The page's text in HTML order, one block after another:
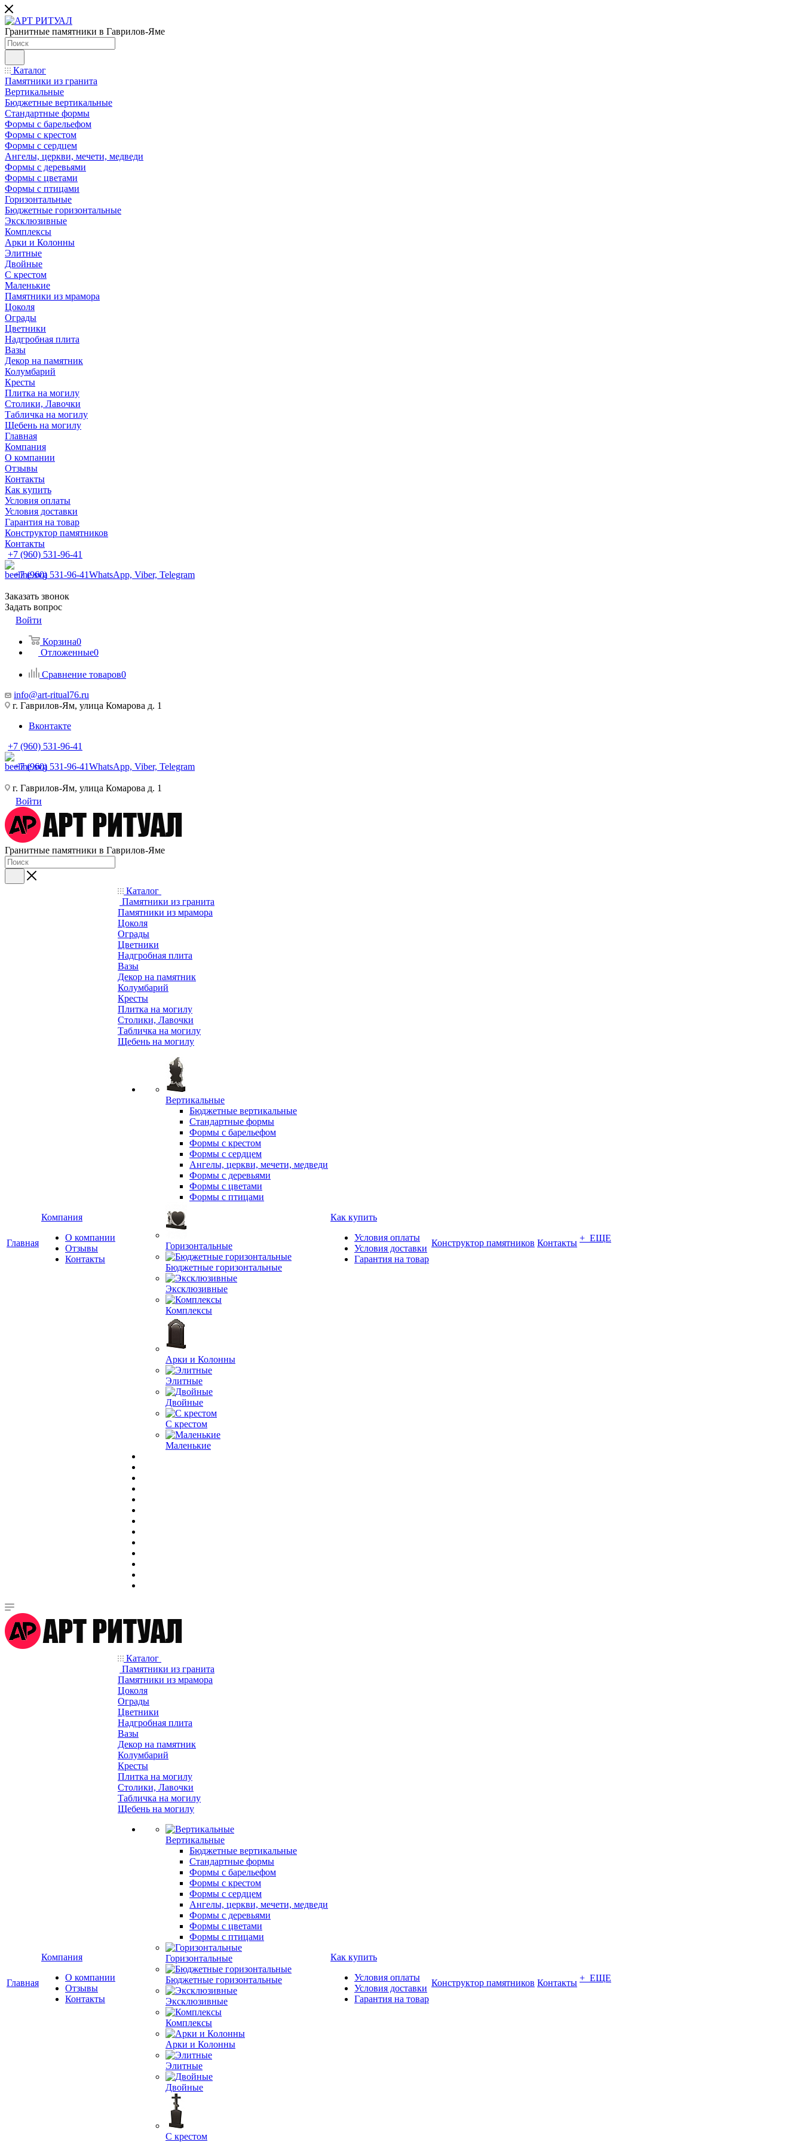
Гранитные памятники в Гаврилов-Яме
Каталог
Памятники из гранита
Вертикальные
Бюджетные вертикальные
Стандартные формы
Формы с барельефом
Формы с крестом
Формы с сердцем
Ангелы, церкви, мечети, медведи
Формы с деревьями
Формы с цветами
Формы с птицами
Горизонтальные
Бюджетные горизонтальные
Эксклюзивные
Комплексы
Арки и Колонны
Элитные
Двойные
С крестом
Маленькие
Памятники из мрамора
Цоколя
Ограды
Цветники
Надгробная плита
Вазы
Декор на памятник
Колумбарий
Кресты
Плитка на могилу
Столики, Лавочки
Табличка на могилу
Щебень на могилу
Главная
Компания
О компании
Отзывы
Контакты
Как купить
Условия оплаты
Условия доставки
Гарантия на товар
Конструктор памятников
Контакты
+7 (960) 531-96-41
+7 (960) 531-96-41WhatsApp, Viber, Telegram
Заказать звонок
Задать вопрос
Войти
Корзина0
Отложенные0
Сравнение товаров0
info@art-ritual76.ru
г. Гаврилов-Ям, улица Комарова д. 1
Вконтакте
+7 (960) 531-96-41
+7 (960) 531-96-41WhatsApp, Viber, Telegram
г. Гаврилов-Ям, улица Комарова д. 1
Войти
Гранитные памятники в Гаврилов-Яме
Главная
Компания
О компании
Отзывы
Контакты
Каталог
Памятники из гранита
Памятники из мрамора
Цоколя
Ограды
Цветники
Надгробная плита
Вазы
Декор на памятник
Колумбарий
Кресты
Плитка на могилу
Столики, Лавочки
Табличка на могилу
Щебень на могилу
Вертикальные
Бюджетные вертикальные
Стандартные формы
Формы с барельефом
Формы с крестом
Формы с сердцем
Ангелы, церкви, мечети, медведи
Формы с деревьями
Формы с цветами
Формы с птицами
Горизонтальные
Бюджетные горизонтальные
Эксклюзивные
Комплексы
Арки и Колонны
Элитные
Двойные
С крестом
Маленькие
Как купить
Условия оплаты
Условия доставки
Гарантия на товар
Конструктор памятников Контакты + ЕЩЕ
Главная
Компания
О компании
Отзывы
Контакты
Каталог
Памятники из гранита
Памятники из мрамора
Цоколя
Ограды
Цветники
Надгробная плита
Вазы
Декор на памятник
Колумбарий
Кресты
Плитка на могилу
Столики, Лавочки
Табличка на могилу
Щебень на могилу
Вертикальные
Бюджетные вертикальные
Стандартные формы
Формы с барельефом
Формы с крестом
Формы с сердцем
Ангелы, церкви, мечети, медведи
Формы с деревьями
Формы с цветами
Формы с птицами
Горизонтальные
Бюджетные горизонтальные
Эксклюзивные
Комплексы
Арки и Колонны
Элитные
Двойные
С крестом
Как купить
Условия оплаты
Условия доставки
Гарантия на товар
Конструктор памятников Контакты + ЕЩЕ